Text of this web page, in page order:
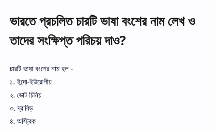
ভারতে প্রচলিত চারটি ভাষা বংশের নাম লেখ ও
তাদের সংক্ষিপ্ত পরিচয় দাও?
চারটি ভাষা বংশের নাম হল -
১. ইন্দো-ইউরোপীয়
২. ভোট চিনিয়
৩. দ্রাবিড়
৪. অস্ট্রিক